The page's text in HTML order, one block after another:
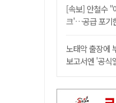
[속보] 안철수 "
크'…공급 포기
노태악 출장에
보고서엔 '공식